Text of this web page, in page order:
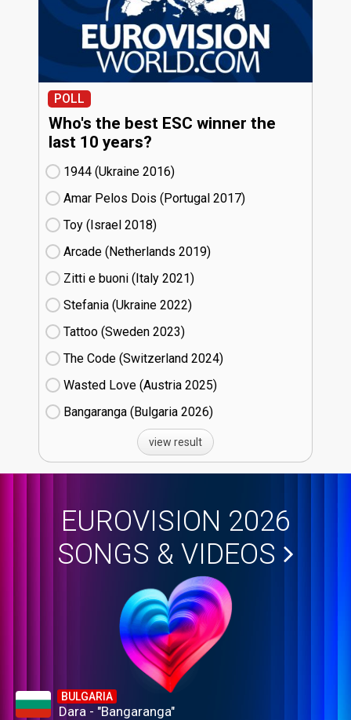
POLL
Who's the best ESC winner the
last 10 years?
1944 (Ukraine
16)
Amar Pelos Dois (Portugal
17)
Toy (Israel
18)
Arcade (Netherlands
19)
Zitti e buoni​ (Italy
21)
Stefania (Ukraine
22)
Tattoo (Sweden
23)
The Code (Switzerland
24)
Wasted Love (Austria
25)
Bangaranga (Bulgaria
26)
view result
EUROVISION 2026
SONGS & VIDEOS
BULGARIA
Dara - "Bangaranga"